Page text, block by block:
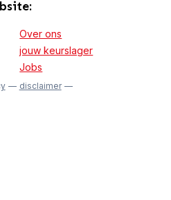
Over ons
jouw keurslager
Jobs
disclaimer